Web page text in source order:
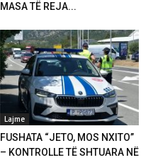
MASA TË REJA...
Lajme
FUSHATA “JETO, MOS NXITO”
– KONTROLLE TË SHTUARA NË